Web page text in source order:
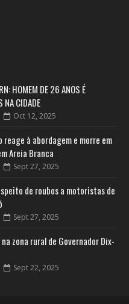
HOMEM DE 26 ANOS É
NA CIDADE
Oct 12, 2025
à abordagem e morre em
Areia Branca
Sept 27, 2025
de roubos a motoristas de
Sept 27, 2025
zona rural de Governador Dix-
Sept 22, 2025